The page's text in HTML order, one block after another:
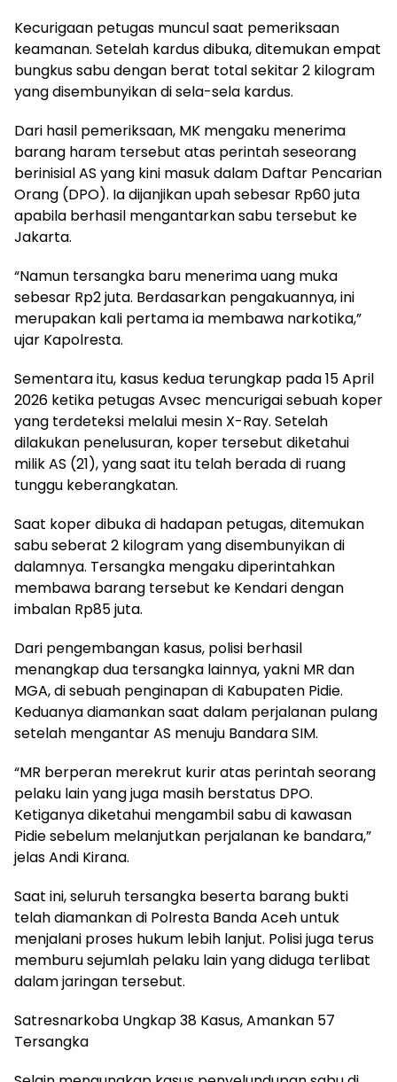
Kecurigaan petugas muncul saat pemeriksaan
keamanan. Setelah kardus dibuka, ditemukan empat
bungkus sabu dengan berat total sekitar 2 kilogram
yang disembunyikan di sela-sela kardus.
Dari hasil pemeriksaan, MK mengaku menerima
barang haram tersebut atas perintah seseorang
berinisial AS yang kini masuk dalam Daftar Pencarian
Orang (DPO). Ia dijanjikan upah sebesar Rp60 juta
apabila berhasil mengantarkan sabu tersebut ke
Jakarta.
“Namun tersangka baru menerima uang muka
sebesar Rp2 juta. Berdasarkan pengakuannya, ini
merupakan kali pertama ia membawa narkotika,”
ujar Kapolresta.
Sementara itu, kasus kedua terungkap pada 15 April
2026 ketika petugas Avsec mencurigai sebuah koper
yang terdeteksi melalui mesin X-Ray. Setelah
dilakukan penelusuran, koper tersebut diketahui
milik AS (21), yang saat itu telah berada di ruang
tunggu keberangkatan.
Saat koper dibuka di hadapan petugas, ditemukan
sabu seberat 2 kilogram yang disembunyikan di
dalamnya. Tersangka mengaku diperintahkan
membawa barang tersebut ke Kendari dengan
imbalan Rp85 juta.
Dari pengembangan kasus, polisi berhasil
menangkap dua tersangka lainnya, yakni MR dan
MGA, di sebuah penginapan di Kabupaten Pidie.
Keduanya diamankan saat dalam perjalanan pulang
setelah mengantar AS menuju Bandara SIM.
“MR berperan merekrut kurir atas perintah seorang
pelaku lain yang juga masih berstatus DPO.
Ketiganya diketahui mengambil sabu di kawasan
Pidie sebelum melanjutkan perjalanan ke bandara,”
jelas Andi Kirana.
Saat ini, seluruh tersangka beserta barang bukti
telah diamankan di Polresta Banda Aceh untuk
menjalani proses hukum lebih lanjut. Polisi juga terus
memburu sejumlah pelaku lain yang diduga terlibat
dalam jaringan tersebut.
Satresnarkoba Ungkap 38 Kasus, Amankan 57
Tersangka